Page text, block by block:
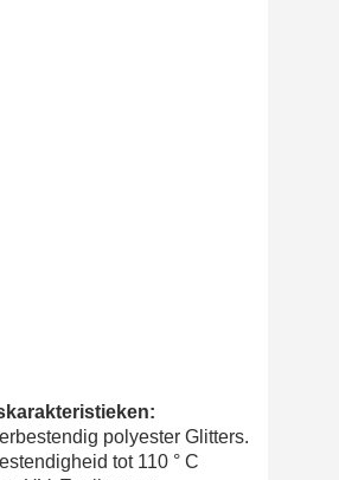
polyester Glitters.
tot 110 ° C